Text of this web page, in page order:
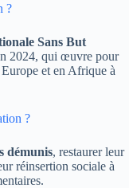
?
Sans But
2024, qui œuvre pour
et en Afrique à
?
démunis, restaurer leur
réinsertion sociale à